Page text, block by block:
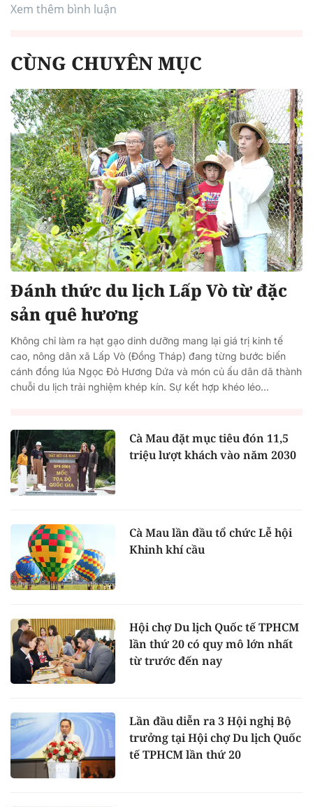
Xem thêm bình luận
CÙNG CHUYÊN MỤC
Đánh thức du lịch Lấp Vò từ đặc
sản quê hương
Không chỉ làm ra hạt gạo dinh dưỡng mang lại giá trị kinh tế
cao, nông dân xã Lấp Vò (Đồng Tháp) đang từng bước biến
cánh đồng lúa Ngọc Đỏ Hương Dứa và món củ ấu dân dã thành
chuỗi du lịch trải nghiệm khép kín. Sự kết hợp khéo léo...
Cà Mau đặt mục tiêu đón 11,5
triệu lượt khách vào năm 2030
Cà Mau lần đầu tổ chức Lễ hội
Khinh khí cầu
Hội chợ Du lịch Quốc tế TPHCM
lần thứ 20 có quy mô lớn nhất
từ trước đến nay
Lần đầu diễn ra 3 Hội nghị Bộ
trưởng tại Hội chợ Du lịch Quốc
tế TPHCM lần thứ 20